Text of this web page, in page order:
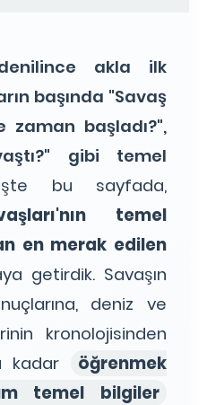
akla ilk
başında "Savaş
zaman başladı?",
gibi temel
bu sayfada,
temel
en merak edilen
getirdik. Savaşın
deniz ve
kronolojisinden
kadar
öğrenmek
temel bilgiler